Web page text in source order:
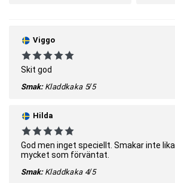
Viggo
Skit god
Smak: Kladdkaka 5/5
Hilda
God men inget speciellt. Smakar inte lika
mycket som förväntat.
Smak: Kladdkaka 4/5